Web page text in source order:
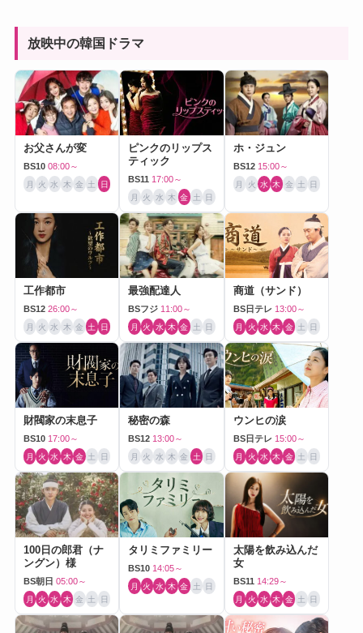
放映中の韓国ドラマ
お父さんが変
BS10 08:00～
月 火 水 木 金 土 日
ピンクのリップス
ティック
BS11 17:00～
月 火 水 木 金 土 日
ホ・ジュン
BS12 15:00～
月 火 水 木 金 土 日
工作都市
BS12 26:00～
月 火 水 木 金 土 日
最強配達人
BSフジ 11:00～
月 火 水 木 金 土 日
商道（サンド）
BS日テレ 13:00～
月 火 水 木 金 土 日
財閥家の末息子
BS10 17:00～
月 火 水 木 金 土 日
秘密の森
BS12 13:00～
月 火 水 木 金 土 日
ウンヒの涙
BS日テレ 15:00～
月 火 水 木 金 土 日
100日の郎君（ナ
ングン）様
BS朝日 05:00～
月 火 水 木 金 土 日
タリミファミリー
BS10 14:05～
月 火 水 木 金 土 日
太陽を飲み込んだ
女
BS11 14:29～
月 火 水 木 金 土 日